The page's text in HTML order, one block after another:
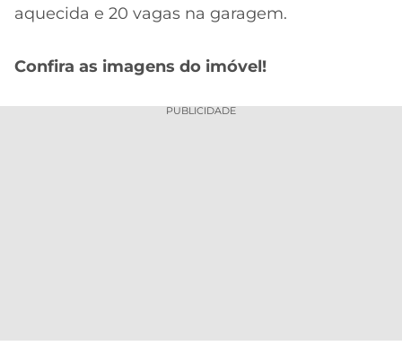
ATLÉTICO
aquecida e 20 vagas na garagem.
Confira as imagens do imóvel!
PUBLICIDADE